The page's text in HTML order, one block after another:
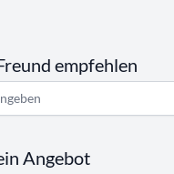
empfehlen
Angebot